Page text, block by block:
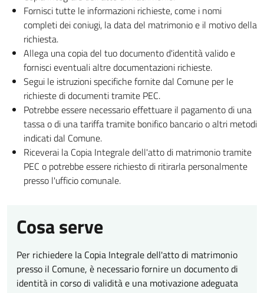
Fornisci tutte le informazioni richieste, come i nomi
completi dei coniugi, la data del matrimonio e il motivo della
richiesta.
Allega una copia del tuo documento d'identità valido e
fornisci eventuali altre documentazioni richieste.
Segui le istruzioni specifiche fornite dal Comune per le
richieste di documenti tramite PEC.
Potrebbe essere necessario effettuare il pagamento di una
tassa o di una tariffa tramite bonifico bancario o altri metodi
indicati dal Comune.
Riceverai la Copia Integrale dell'atto di matrimonio tramite
PEC o potrebbe essere richiesto di ritirarla personalmente
presso l'ufficio comunale.
Cosa serve
Per richiedere la Copia Integrale dell'atto di matrimonio
presso il Comune, è necessario fornire un documento di
identità in corso di validità e una motivazione adeguata